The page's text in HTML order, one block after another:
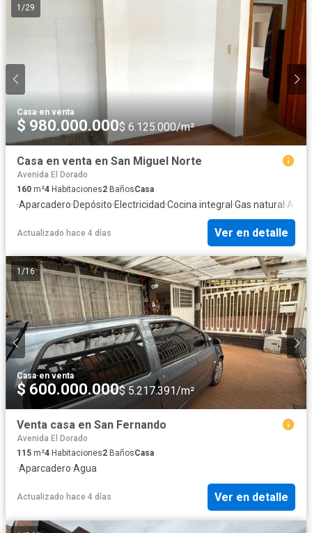
1 /29
Casa·en venta
$ 980.000.000$ 6.125.000/m²
Casa en venta en San Miguel Norte
Avenida El Dorado
160 m²4 Habitaciones2 BañosCasa
·Aparcadero·Depósito·Electricidad·Cocina integral ·Gas natural ·Agua
Actualizado hace 4 días Ver en detalle
1 /16
Casa·en venta
$ 600.000.000$ 5.217.391/m²
Venta casa en San Fernando
Avenida El Dorado
115 m²4 Habitaciones2 BañosCasa
·Aparcadero·Agua
Actualizado hace 4 días Ver en detalle